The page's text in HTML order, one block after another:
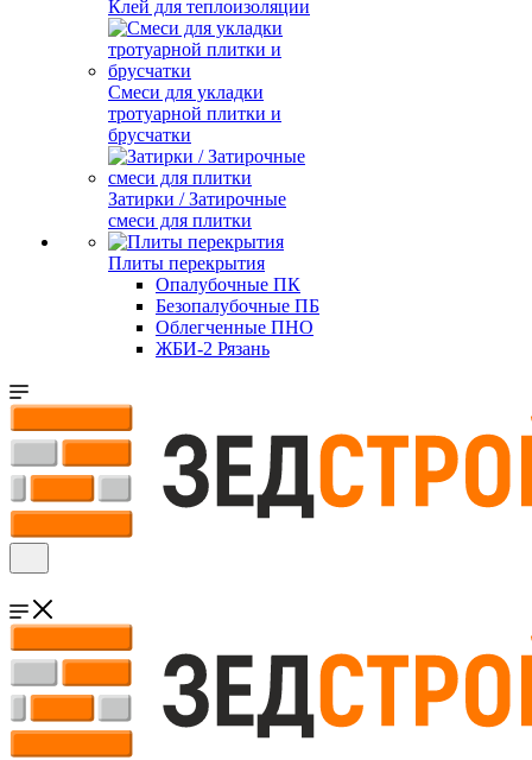
Клей для теплоизоляции
Смеси для укладки
тротуарной плитки и
брусчатки
Затирки / Затирочные
смеси для плитки
Плиты перекрытия
Опалубочные ПК
Безопалубочные ПБ
Облегченные ПНО
ЖБИ-2 Рязань